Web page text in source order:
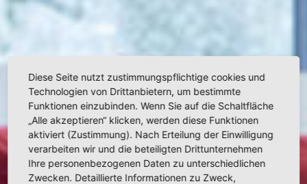
Diese Seite nutzt zustimmungspflichtige cookies und
Technologien von Drittanbietern, um bestimmte
Funktionen einzubinden. Wenn Sie auf die Schaltfläche
„Alle akzeptieren“ klicken, werden diese Funktionen
aktiviert (Zustimmung). Nach Erteilung der Einwilligung
verarbeiten wir und die beteiligten Drittunternehmen
Ihre personenbezogenen Daten zu unterschiedlichen
Zwecken. Detaillierte Informationen zu Zweck,